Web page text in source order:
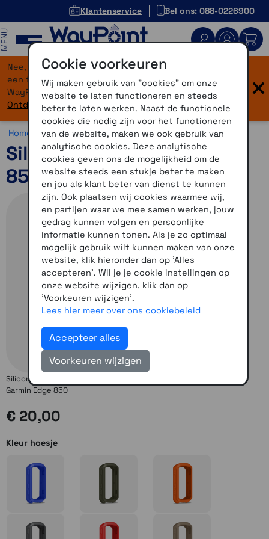
Klantenservice Bel ons: 088-0226900
Nee, je bent niet verdwaald! Onze website heeft
een flinke upgrade gekregen. Dezelfde vertrouwde
WayPoint-service, maar dan in een modern jasje.
Ontdek hier wat er allemaal nieuw is.
×
Home >Accessoires >Overig > Edge accessoires
Siliconenhoes Edge 550-
850 wit
Siliconen beschermrand geschikt voor de Garmin Edge 550 en
Garmin Edge 850
€ 20,00
Kleur hoesje
Cookie voorkeuren
Wij maken gebruik van "cookies" om onze
website te laten functioneren en steeds
beter te laten werken. Naast de functionele
cookies die nodig zijn voor het functioneren
van de website, maken we ook gebruik van
analytische cookies. Deze analytische
cookies geven ons de mogelijkheid om de
website steeds een stukje beter te maken
en jou als klant beter van dienst te kunnen
zijn. Ook plaatsen wij cookies waarmee wij,
en partijen waar we mee samen werken, jouw
gedrag kunnen volgen en persoonlijke
informatie kunnen tonen. Als je zo optimaal
mogelijk gebruik wilt kunnen maken van onze
website, klik hieronder dan op 'Alles
accepteren'. Wil je je cookie instellingen op
onze website wijzigen, klik dan op
'Voorkeuren wijzigen'.
Lees hier meer over ons cookiebeleid
Accepteer alles
Voorkeuren wijzigen